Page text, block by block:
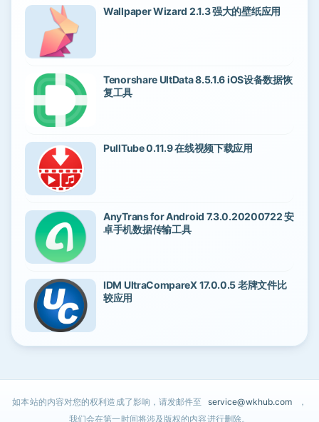
Wallpaper Wizard 2.1.3 强大的壁纸应用
Tenorshare UltData 8.5.1.6 iOS设备数据恢
复工具
PullTube 0.11.9 在线视频下载应用
AnyTrans for Android 7.3.0.20200722 安
卓手机数据传输工具
IDM UltraCompareX 17.0.0.5 老牌文件比
较应用
如本站的内容对您的权利造成了影响，请发邮件至 service@wkhub.com
，
我们会在第一时间将涉及版权的内容进行删除。